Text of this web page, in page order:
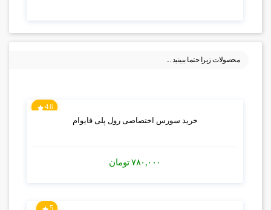
محصولات زیرا حتما ببینید ...
4.6
خرید سورس اختصاصی رول پلی فایوام
۷۸۰,۰۰۰ تومان